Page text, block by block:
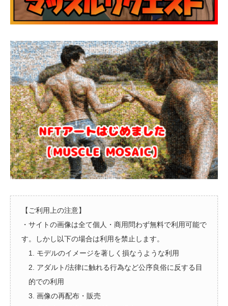
【ご利用上の注意】
・サイトの画像は全て個人・商用問わず無料で利用可能で
す。しかし以下の場合は利用を禁止します。
1. モデルのイメージを著しく損なうような利用
2. アダルト/法律に触れる行為など公序良俗に反する目
的での利用
3. 画像の再配布・販売